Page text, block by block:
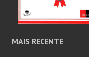
MAIS RECENTE